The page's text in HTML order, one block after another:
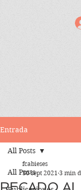
Entrada
All Posts
All Posts
RECADO AL
fcabieses
30 sept 2021 3 min